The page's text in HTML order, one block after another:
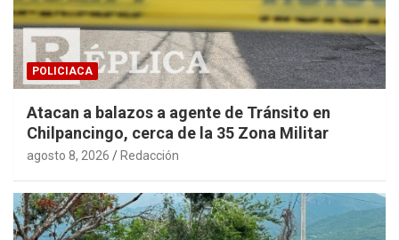
POLICIACA
Atacan a balazos a agente de Tránsito en
Chilpancingo, cerca de la 35 Zona Militar
agosto 8, 2026 Redacción